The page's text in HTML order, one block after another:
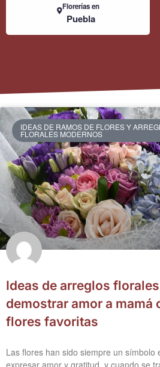
Florerías en
Puebla
IDEAS DE RAMOS DE FLORES Y
FLORALES MODERNOS
Ideas de arreglos
demostrar amor a mamá
flores favoritas
Las flores han sido siempre un símbolo